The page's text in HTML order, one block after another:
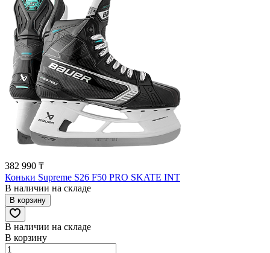
382 990 ₸
Коньки Supreme S26 F50 PRO SKATE INT
В наличии на складе
В корзину
В наличии на складе
В корзину